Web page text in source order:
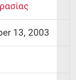
13, 2003